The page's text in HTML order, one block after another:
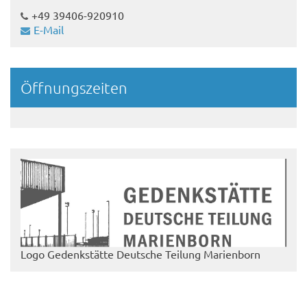
+49 39406-920910
E-Mail
Öffnungszeiten
Logo Gedenkstätte Deutsche Teilung Marienborn